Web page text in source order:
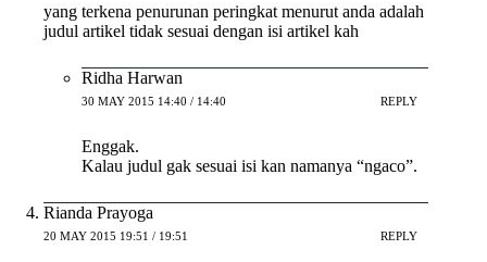
yang terkena penurunan peringkat menurut anda adalah
judul artikel tidak sesuai dengan isi artikel kah
Ridha Harwan
30 MAY 2015 14:40 / 14:40 REPLY
Enggak.
Kalau judul gak sesuai isi kan namanya “ngaco”.
Rianda Prayoga
20 MAY 2015 19:51 / 19:51 REPLY